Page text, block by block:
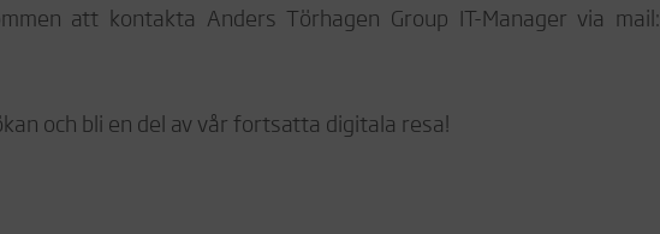
att kontakta Anders Törhagen Group IT-Manager via mail:
och bli en del av vår fortsatta digitala resa!